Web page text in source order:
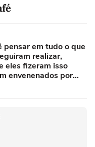
pensar em tudo o que
realizar,
eles fizeram isso
envenenados por